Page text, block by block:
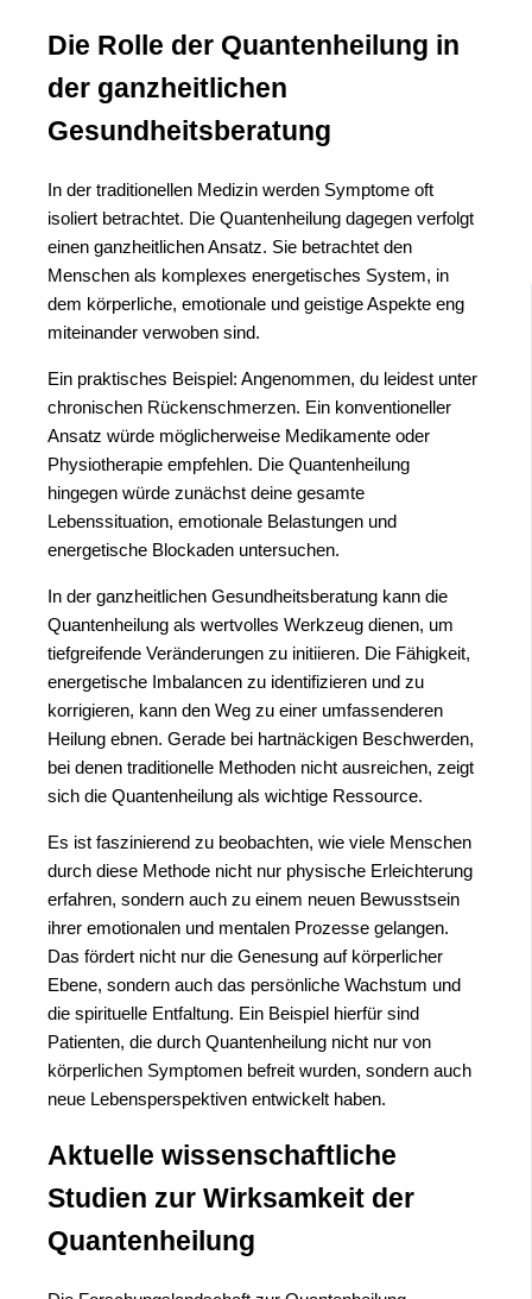
Die Rolle der Quantenheilung in
der ganzheitlichen
Gesundheitsberatung
In der traditionellen Medizin werden Symptome oft
isoliert betrachtet. Die Quantenheilung dagegen verfolgt
einen ganzheitlichen Ansatz. Sie betrachtet den
Menschen als komplexes energetisches System, in
dem körperliche, emotionale und geistige Aspekte eng
miteinander verwoben sind.
Ein praktisches Beispiel: Angenommen, du leidest unter
chronischen Rückenschmerzen. Ein konventioneller
Ansatz würde möglicherweise Medikamente oder
Physiotherapie empfehlen. Die Quantenheilung
hingegen würde zunächst deine gesamte
Lebenssituation, emotionale Belastungen und
energetische Blockaden untersuchen.
In der ganzheitlichen Gesundheitsberatung kann die
Quantenheilung als wertvolles Werkzeug dienen, um
tiefgreifende Veränderungen zu initiieren. Die Fähigkeit,
energetische Imbalancen zu identifizieren und zu
korrigieren, kann den Weg zu einer umfassenderen
Heilung ebnen. Gerade bei hartnäckigen Beschwerden,
bei denen traditionelle Methoden nicht ausreichen, zeigt
sich die Quantenheilung als wichtige Ressource.
Es ist faszinierend zu beobachten, wie viele Menschen
durch diese Methode nicht nur physische Erleichterung
erfahren, sondern auch zu einem neuen Bewusstsein
ihrer emotionalen und mentalen Prozesse gelangen.
Das fördert nicht nur die Genesung auf körperlicher
Ebene, sondern auch das persönliche Wachstum und
die spirituelle Entfaltung. Ein Beispiel hierfür sind
Patienten, die durch Quantenheilung nicht nur von
körperlichen Symptomen befreit wurden, sondern auch
neue Lebensperspektiven entwickelt haben.
Aktuelle wissenschaftliche
Studien zur Wirksamkeit der
Quantenheilung